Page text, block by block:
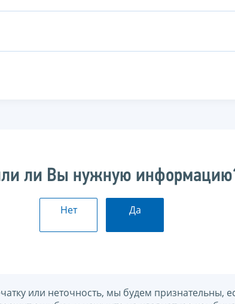
ли Вы нужную
Нет Да
или неточность, мы будем признательны,